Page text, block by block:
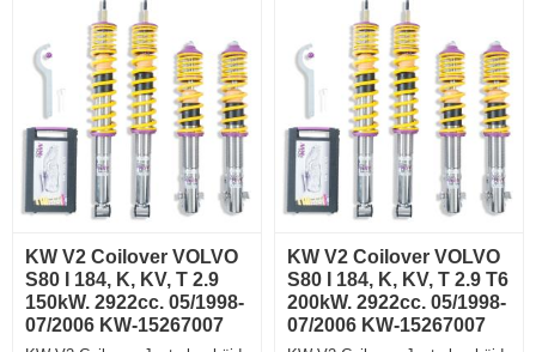
KW V2 Coilover VOLVO
S80 I 184, K, KV, T 2.9
150kW. 2922cc. 05/1998-
07/2006 KW-15267007
KW V2 Coilover VOLVO
S80 I 184, K, KV, T 2.9 T6
200kW. 2922cc. 05/1998-
07/2006 KW-15267007